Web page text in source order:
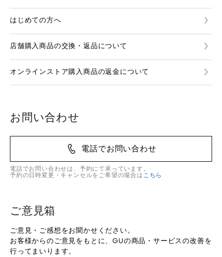
はじめての方へ
店舗購入商品の交換・返品について
オンラインストア購入商品の返金について
お問い合わせ
電話でお問い合わせ
電話でお問い合わせは、予約にて承っています。
予約の日時変更・キャンセルをご希望の場合は こちら
ご意見箱
ご意見・ご感想をお聞かせください。
お客様からのご意見をもとに、GUの商品・サービスの改善を
行ってまいります。